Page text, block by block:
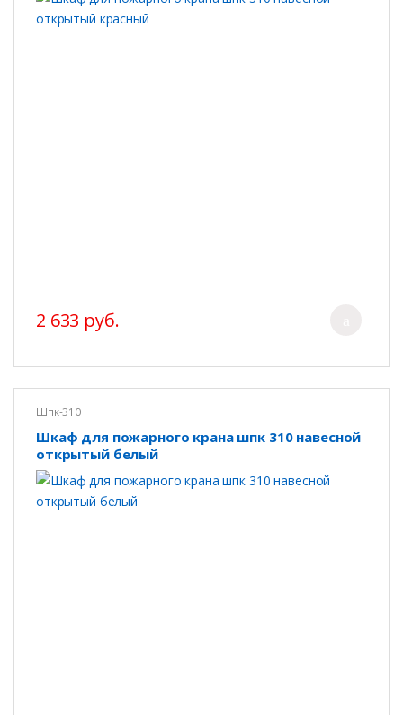
2 633 руб.
Шпк-310
Шкаф для пожарного крана шпк 310 навесной
открытый белый